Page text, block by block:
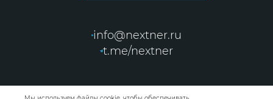
info@nextner.ru
t.me/nextner